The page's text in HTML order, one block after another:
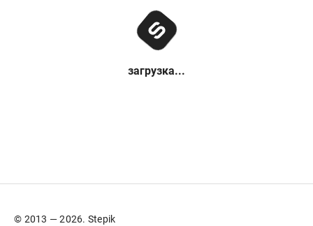
загрузка...
© 2013 — 2026. Stepik